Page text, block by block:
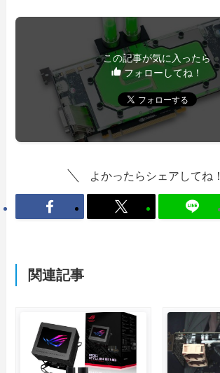
この記事が気に入ったら
フォローしてね！
よかったらシェアしてね！
関連記事